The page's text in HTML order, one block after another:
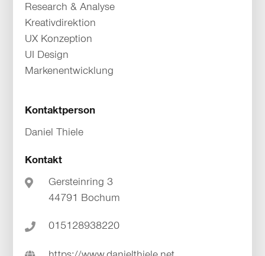
Research & Analyse
Kreativdirektion
UX Konzeption
UI Design
Markenentwicklung
Kontaktperson
Daniel Thiele
Kontakt
Gersteinring 3
44791 Bochum
015128938220